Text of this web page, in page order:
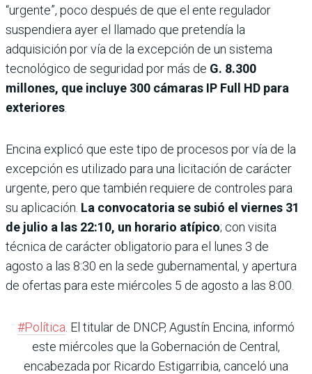
“urgente”, poco después de que el ente regulador
suspendiera ayer el llamado que pretendía la
adquisición por vía de la excepción de un sistema
tecnológico de seguridad por más de G. 8.300
millones, que incluye 300 cámaras IP Full HD para
exteriores
Encina explicó que este tipo de procesos por vía de la
excepción es utilizado para una licitación de carácter
urgente, pero que también requiere de controles para
su aplicación. La convocatoria se subió el viernes 31
de julio a las 22:10, un horario atípico; con visita
técnica de carác­ter obligatorio para el lunes 3 de
agosto a las 8:30 en la sede gubernamental, y apertura
de ofertas para este miérco­les 5 de agosto a las 8:00.
#Política . El titular de DNCP, Agustín Encina, informó
este miércoles que la Gobernación de Central,
encabezada por Ricardo Estigarribia, canceló una